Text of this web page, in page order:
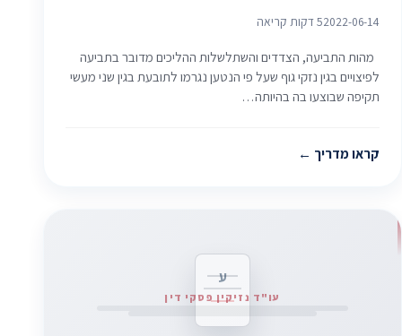
2022-06-145 דקות קריאה
מהות התביעה, הצדדים והשתלשלות ההליכים מדובר בתביעה
לפיצויים בגין נזקי גוף שעל פי הנטען נגרמו לתובעת בגין שני מעשי
תקיפה שבוצעו בה בהיותה…
קראו מדריך
ע
עו"ד נזיקין פסקי דין